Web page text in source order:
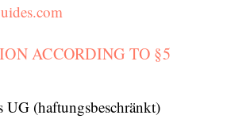
ACCORDING TO §5
UG (haftungsbeschränkt)